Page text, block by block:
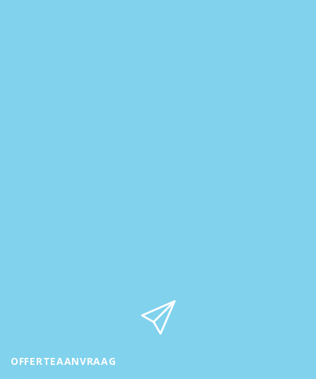
OFFERTEAANVRAAG